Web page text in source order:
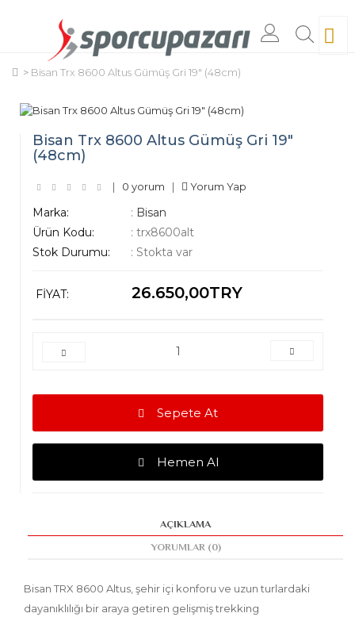
Bisan Trx 8600 Altus Gümüş Gri 19" (48cm)
Bisan Trx 8600 Altus Gümüş Gri 19"
(48cm)
| 0 yorum | Yorum Yap
Marka: : Bisan
Ürün Kodu:
: trx8600alt
Stok Durumu:
: Stokta var
FIYAT: 26.650,00TRY
Sepete At
Hemen Al
AÇIKLAMA
YORUMLAR (0)
Bisan TRX 8600 Altus , şehir içi konforu ve uzun turlardaki
dayanıklılığı bir araya getiren gelişmiş trekking